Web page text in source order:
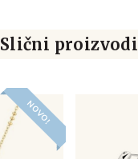
Slični proizvodi
NOVO!